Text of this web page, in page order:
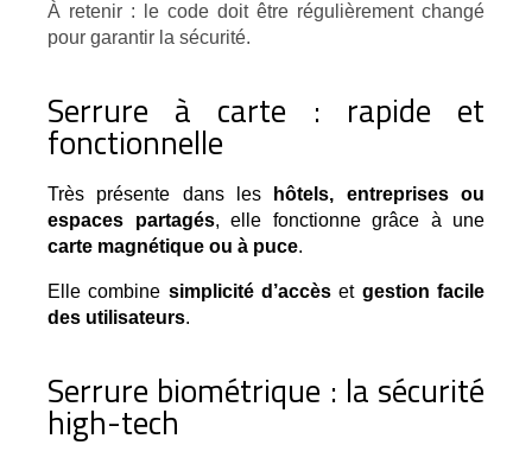
À retenir : le code doit être régulièrement changé
pour garantir la sécurité.
Serrure à carte : rapide et
fonctionnelle
Très présente dans les
hôtels, entreprises ou
espaces partagés
carte magnétique ou à puce.
Elle combine simplicité d’accès et gestion facile
des utilisateurs.
Serrure biométrique : la sécurité
high-tech